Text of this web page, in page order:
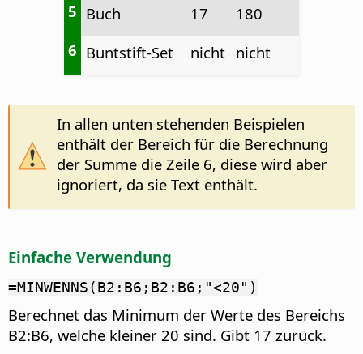
5 Buch 17
180
6 Buntstift-Set nicht nicht
In allen unten stehenden Beispielen
enthält der Bereich für die Berechnung
der Summe die Zeile 6, diese wird aber
ignoriert, da sie Text enthält.
Einfache Verwendung
=MINWENNS(B2:B6;B2:B6;"<20")
Berechnet das Minimum der Werte des Bereichs
B2:B6, welche kleiner 20 sind. Gibt 17 zurück.